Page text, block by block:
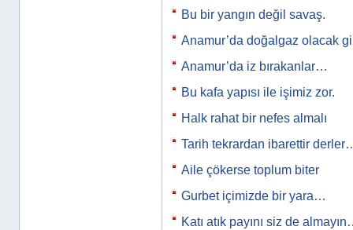
Bu bir yangın değil savaş.
Anamur’da doğalgaz olacak
Anamur’da iz bırakanlar…
Bu kafa yapısı ile işimiz zor.
Halk rahat bir nefes almalı
Tarih tekrardan ibarettir
Aile çökerse toplum biter
Gurbet içimizde bir yara…
Katı atık payını siz de